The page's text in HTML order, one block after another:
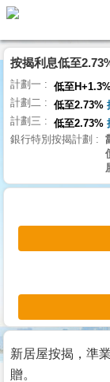
代
理
主
頁
搵
樓/
交
業
主
宅
谷
按
按揭利息低至
計劃一 低至
計劃二 低至2.73%
計劃三 低至2.73%
銀行特別按揭計劃
新居屋按揭，準
贈。